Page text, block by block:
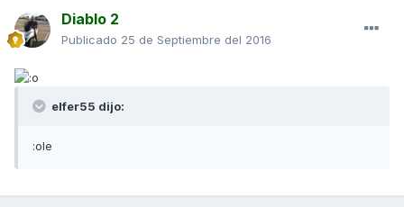
Diablo 2
Publicado 25 de Septiembre del 2016
elfer55 dijo:
:ole